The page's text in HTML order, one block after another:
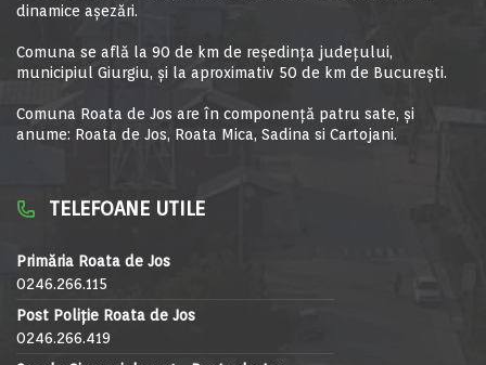
dinamice aşezări.
Comuna se află la 90 de km de reşedinţa judeţului,
municipiul Giurgiu, şi la aproximativ 50 de km de Bucureşti.
Comuna Roata de Jos are în componență patru sate, și
anume: Roata de Jos, Roata Mica, Sadina si Cartojani.
TELEFOANE UTILE
Primăria Roata de Jos
0246.266.115
Post Poliție Roata de Jos
0246.266.419